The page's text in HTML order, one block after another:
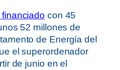
financiado con 45
52 millones de
de Energía del
el superordenador
de junio en el